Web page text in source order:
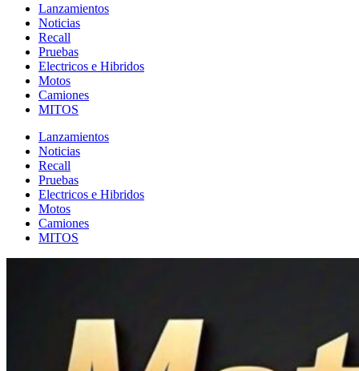
Lanzamientos
Noticias
Recall
Pruebas
Electricos e Hibridos
Motos
Camiones
MITOS
Lanzamientos
Noticias
Recall
Pruebas
Electricos e Hibridos
Motos
Camiones
MITOS